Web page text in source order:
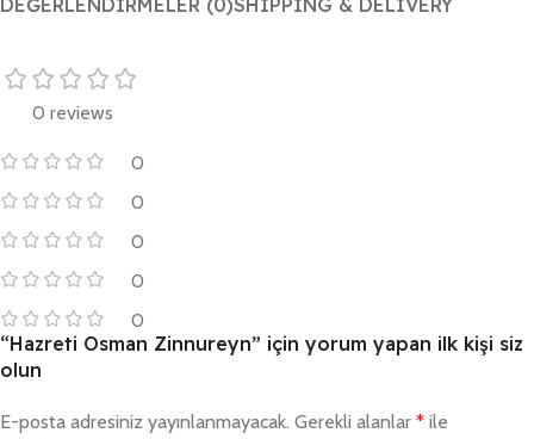
DEĞERLENDIRMELER (0)SHIPPING & DELIVERY
0 reviews
0
0
0
0
0
“Hazreti Osman Zinnureyn” için yorum yapan ilk kişi siz
olun
E-posta adresiniz yayınlanmayacak. Gerekli alanlar * ile